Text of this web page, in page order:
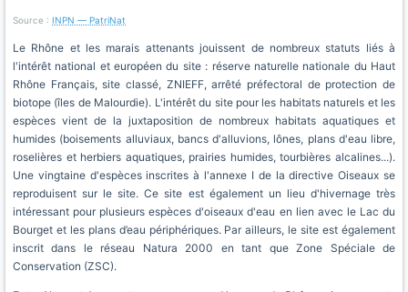
Source : INPN — PatriNat
Le Rhône et les marais attenants jouissent de nombreux statuts liés à
l'intérêt national et européen du site : réserve naturelle nationale du Haut
Rhône Français, site classé, ZNIEFF, arrêté préfectoral de protection de
biotope (îles de Malourdie). L'intérêt du site pour les habitats naturels et les
espèces vient de la juxtaposition de nombreux habitats aquatiques et
humides (boisements alluviaux, bancs d'alluvions, lônes, plans d'eau libre,
roselières et herbiers aquatiques, prairies humides, tourbières alcalines...).
Une vingtaine d'espèces inscrites à l'annexe I de la directive Oiseaux se
reproduisent sur le site. Ce site est également un lieu d'hivernage très
intéressant pour plusieurs espèces d'oiseaux d'eau en lien avec le Lac du
Bourget et les plans d’eau périphériques. Par ailleurs, le site est également
inscrit dans le réseau Natura 2000 en tant que Zone Spéciale de
Conservation (ZSC).